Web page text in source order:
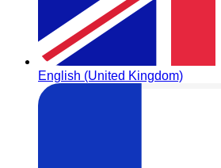
English (United Kingdom)